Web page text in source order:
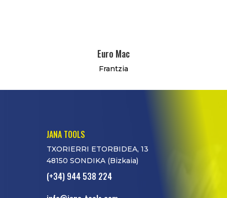
Euro Mac
Frantzia
JANA TOOLS
TXORIERRI ETORBIDEA, 13
48150 SONDIKA (Bizkaia)
(+34) 944 538 224